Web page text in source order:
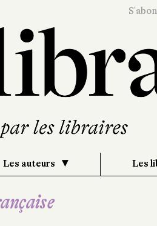
Les auteurs Les